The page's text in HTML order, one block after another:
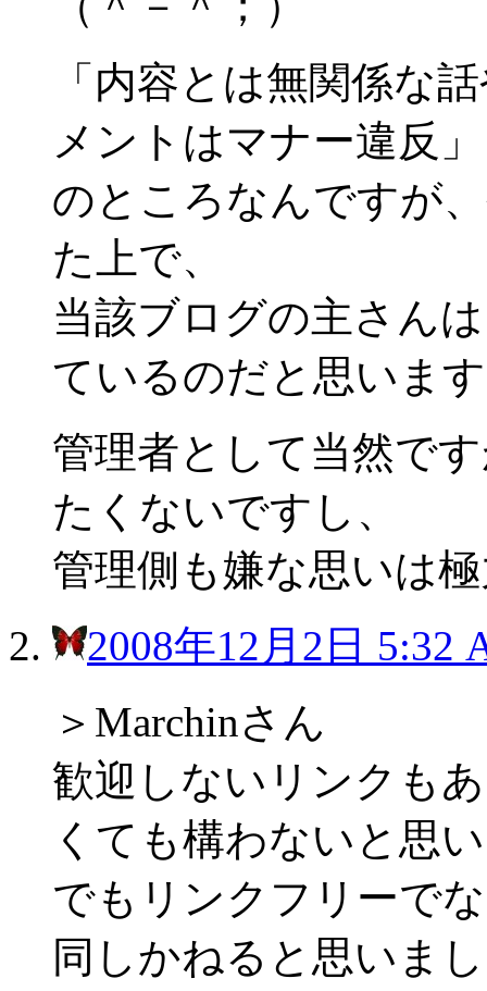
「内容とは無関係な
メントはマナー違反」
のところなんですが
た上で、
当該ブログの主さん
ているのだと思いま
管理者として当然で
たくないですし、
管理側も嫌な思いは
2008年12月2日 5:32
＞Marchinさん
歓迎しないリンクも
くても構わないと思
でもリンクフリーで
同しかねると思いま